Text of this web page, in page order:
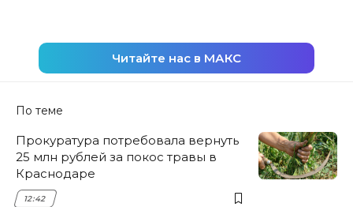
Читайте нас в МАКС
По теме
Прокуратура потребовала вернуть
25 млн рублей за покос травы в
Краснодаре
12:42